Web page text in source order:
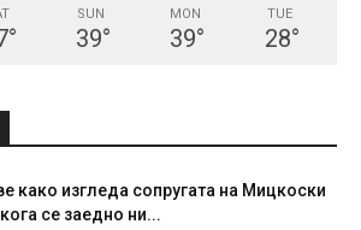
°
SUN
39°
MON
39°
TUE
28°
како изгледа сопругата на Мицкоски
се заедно ни...